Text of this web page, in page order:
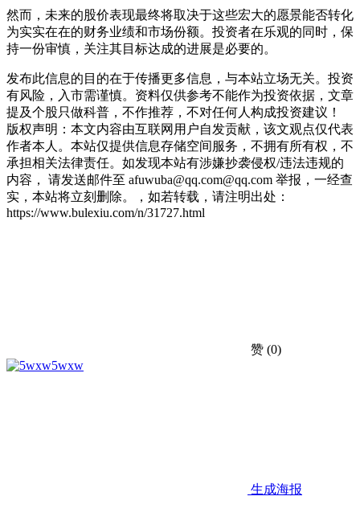
然而，未来的股价表现最终将取决于这些宏大的愿景能否转化
为实实在在的财务业绩和市场份额。投资者在乐观的同时，保
持一份审慎，关注其目标达成的进展是必要的。
发布此信息的目的在于传播更多信息，与本站立场无关。投资
有风险，入市需谨慎。资料仅供参考不能作为投资依据，文章
提及个股只做科普，不作推荐，不对任何人构成投资建议！
版权声明：本文内容由互联网用户自发贡献，该文观点仅代表
作者本人。本站仅提供信息存储空间服务，不拥有所有权，不
承担相关法律责任。如发现本站有涉嫌抄袭侵权/违法违规的
内容， 请发送邮件至 afuwuba@qq.com@qq.com 举报，一经查
实，本站将立刻删除。，如若转载，请注明出处：
https://www.bulexiu.com/n/31727.html
赞 (0)
5wxw
生成海报